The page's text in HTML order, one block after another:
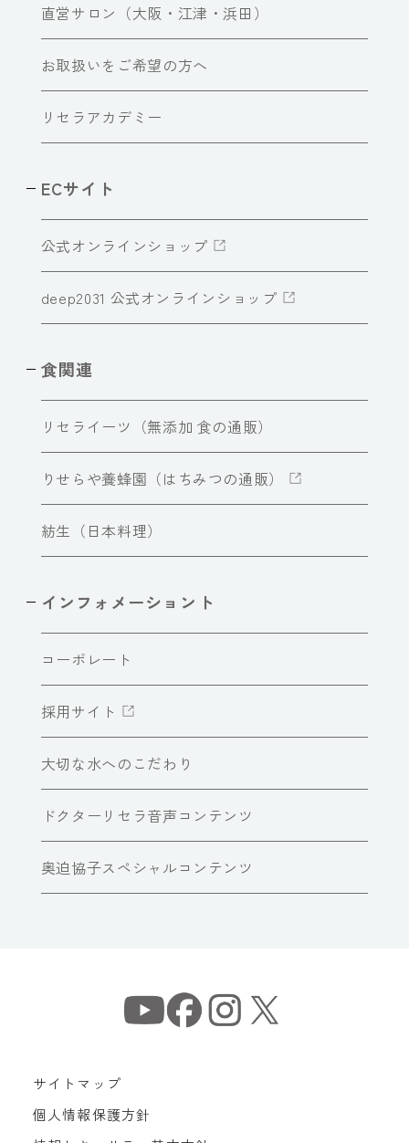
直営サロン（大阪・江津・浜田）
お取扱いをご希望の方へ
リセラアカデミー
ECサイト
公式オンラインショップ
deep2031 公式オンラインショップ
食関連
リセライーツ（無添加 食の通販）
りせらや養蜂園（はちみつの通販）
紡生（日本料理）
インフォメーショント
コーポレート
採用サイト
大切な水へのこだわり
ドクターリセラ音声コンテンツ
奥迫協子スペシャルコンテンツ
サイトマップ
個人情報保護方針